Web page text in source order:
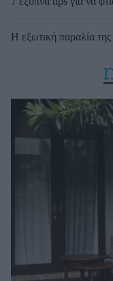
Η εξωτική παραλία